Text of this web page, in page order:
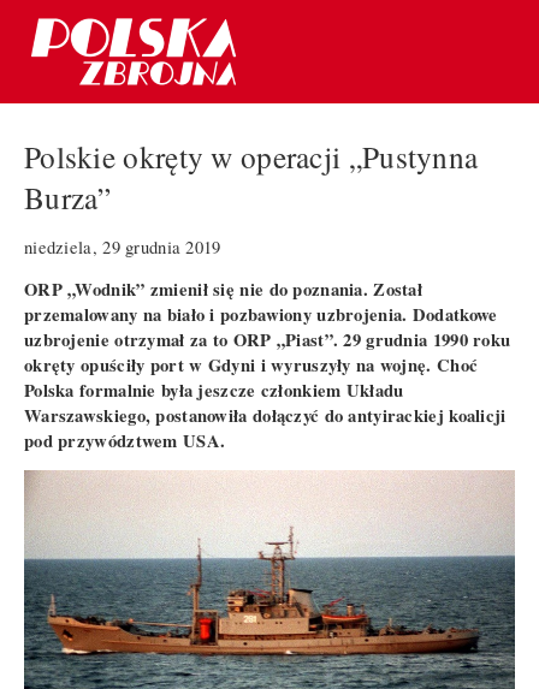
Polskie okręty w operacji „Pustynna
Burza”
niedziela, 29 grudnia 2019
ORP „Wodnik” zmienił się nie do poznania. Został
przemalowany na biało i pozbawiony uzbrojenia. Dodatkowe
uzbrojenie otrzymał za to ORP „Piast”. 29 grudnia 1990 roku
okręty opuściły port w Gdyni i wyruszyły na wojnę. Choć
Polska formalnie była jeszcze członkiem Układu
Warszawskiego, postanowiła dołączyć do antyirackiej koalicji
pod przywództwem USA.